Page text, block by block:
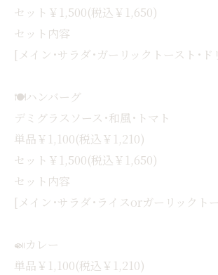
セット￥1,500(税込￥1,650)
セット内容
[メイン･サラダ･ガーリックトースト･ド
🍽ハンバーグ
デミグラスソース･和風･トマト
単品￥1,100(税込￥1,210)
セット￥1,500(税込￥1,650)
セット内容
[メイン･サラダ･ライスorガーリックト
🍛カレー
単品￥1,100(税込￥1,210)